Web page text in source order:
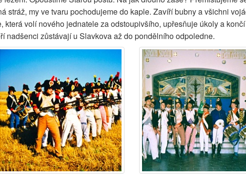
stráž, my ve tvaru pochodujeme do kaple. Zavíří bubny a všichni
která volí nového jednatele za odstoupivšího, upřesňuje úkoly a
nadšenci zůstávají u Slavkova až do pondělního odpoledne.